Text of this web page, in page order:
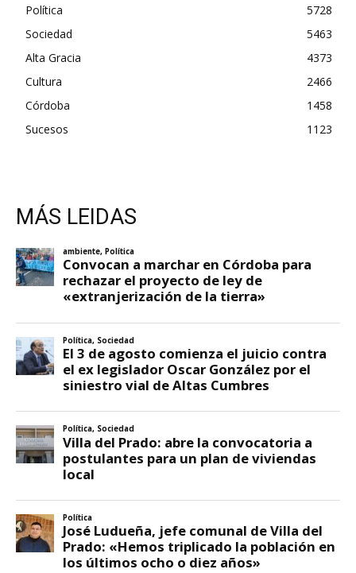
Política
5728
Sociedad
5463
Alta Gracia
4373
Cultura
2466
Córdoba
1458
Sucesos
1123
MÁS LEIDAS